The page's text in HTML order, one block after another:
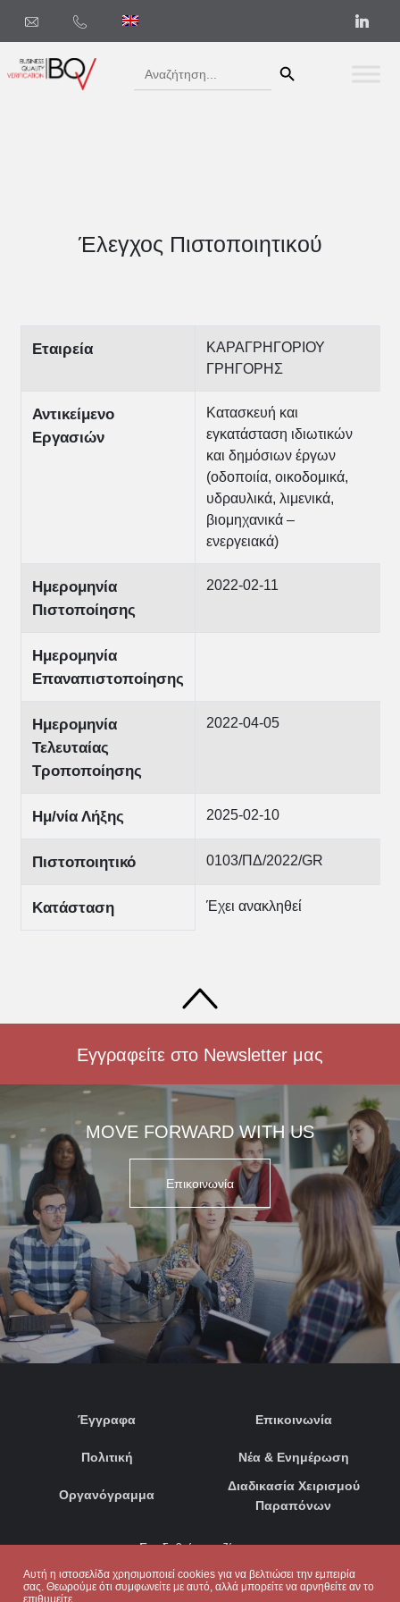
Αυτή η ιστοσελίδα χρησιμοποιεί cookies για να βελτιώσει την εμπειρία
σας. Θεωρούμε ότι συμφωνείτε με αυτό, αλλά μπορείτε να αρνηθείτε αν το
επιθυμείτε.
Search
for:
Έλεγχος Πιστοποιητικού
Εταιρεία
ΚΑΡΑΓΡΗΓΟΡΙΟΥ
ΓΡΗΓΟΡΗΣ
Αντικείμενο
Εργασιών
Κατασκευή και
εγκατάσταση ιδιωτικών
και δημόσιων έργων
(οδοποιία, οικοδομικά,
υδραυλικά, λιμενικά,
βιομηχανικά –
ενεργειακά)
Ημερομηνία
Πιστοποίησης
2022-02-11
Ημερομηνία
Επαναπιστοποίησης
Ημερομηνία
Τελευταίας
Τροποποίησης
2022-04-05
Ημ/νία Λήξης 2025-02-10
Πιστοποιητικό 0103/ΠΔ/2022/GR
Κατάσταση Έχει ανακληθεί
Εγγραφείτε στο Newsletter μας
MOVE FORWARD WITH US
Επικοινωνία
Έγγραφα
Πολιτική
Οργανόγραμμα
Επικοινωνία
Νέα & Ενημέρωση
Διαδικασία Χειρισμού
Παραπόνων
Συνδεθείτε μαζί μας: